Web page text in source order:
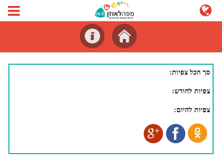
סך הכל צפיות:
צפיות לחודש:
צפיות להיום: